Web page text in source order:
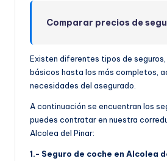
Comparar precios de
Existen diferentes tipos de seguros,
básicos hasta los más completos,
necesidades del asegurado.
A continuación se encuentran los
puedes contratar en nuestra
Alcolea del Pinar:
1.- Seguro de coche en Alcolea